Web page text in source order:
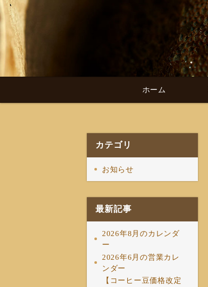
ホーム
カテゴリ
お知らせ
最新記事
2026年8月のカレンダ
ー
2026年6月の営業カレ
ンダー
【コーヒー豆価格改定